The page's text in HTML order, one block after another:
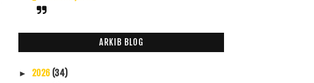
ARKIB BLOG
► 2026 (34)